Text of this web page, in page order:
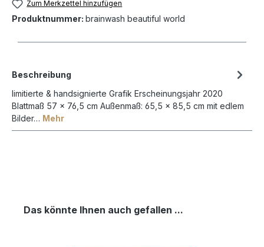
Zum Merkzettel hinzufügen
Produktnummer: brainwash beautiful world
Beschreibung
limitierte & handsignierte Grafik Erscheinungsjahr 2020
Blattmaß 57 x 76,5 cm Außenmaß: 65,5 x 85,5 cm mit edlem
Bilder… Mehr
Das könnte Ihnen auch gefallen ...